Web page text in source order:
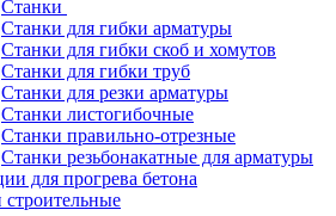
Станки
Станки для гибки арматуры
Станки для гибки скоб и хомутов
Станки для гибки труб
Станки для резки арматуры
Станки листогибочные
Станки правильно-отрезные
Станки резьбонакатные для арматуры
для прогрева бетона
строительные